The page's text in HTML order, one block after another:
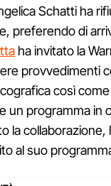
Schatti ha
preferendo di
ha invitato la
provvedimenti
così come
un programma in
la collaborazione,
al suo